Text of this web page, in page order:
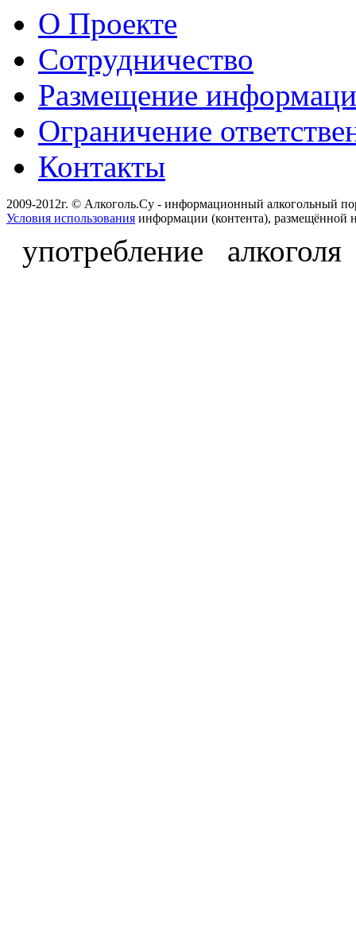
О Проекте
Сотрудничество
Размещение
Ограничение
Контакты
2009-2012г. © Алкоголь.Су - информационный алкогольный
Условия использования информации (контента), размещённой
употребление